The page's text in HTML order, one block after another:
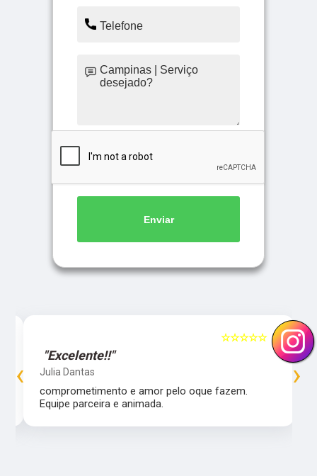
Enviar
5
☆☆☆☆☆
"Excelente!!"
Julia Dantas
comprometimento e amor pelo oque fazem.
Equipe parceira e animada.
‹ ›